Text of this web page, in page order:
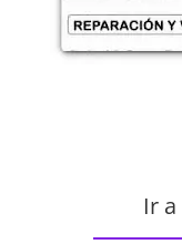
Ir